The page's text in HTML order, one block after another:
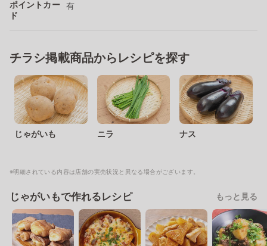
ポイントカー
ド
有
チラシ掲載商品からレシピを探す
じゃがいも ニラ ナス
※明細されている内容は店舗の実売状況と異なる場合がございます。
じゃがいもで作れるレシピ もっと見る